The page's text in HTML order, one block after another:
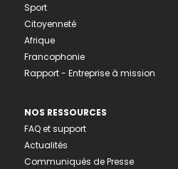
Sport
Citoyenneté
Afrique
Francophonie
Rapport - Entreprise à mission
NOS RESSOURCES
FAQ et support
Actualités
Communiqués de Presse